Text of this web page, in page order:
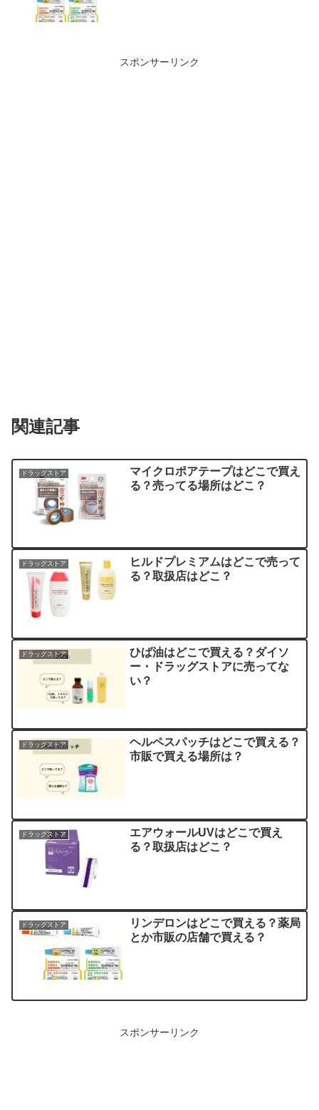
スポンサーリンク
関連記事
ドラッグストア
マイクロポアテープはどこで買え
る？売ってる場所はどこ？
ドラッグストア
ヒルドプレミアムはどこで売って
る？取扱店はどこ？
ドラッグストア
ひば油はどこで買える？ダイソ
ー・ドラッグストアに売ってな
い？
ドラッグストア
ヘルペスパッチはどこで買える？
市販で買える場所は？
ドラッグストア
エアウォールUVはどこで買え
る？取扱店はどこ？
ドラッグストア
リンデロンはどこで買える？薬局
とか市販の店舗で買える？
スポンサーリンク